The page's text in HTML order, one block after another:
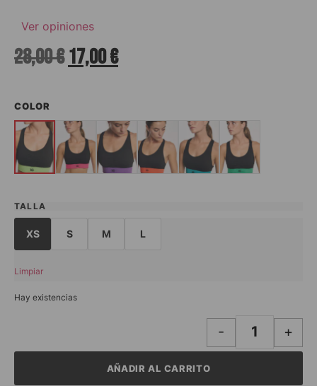
Ver opiniones
28,00€17,00€
COLOR
TALLA
XS S M L
Limpiar
Hay existencias
- +
AÑADIR AL CARRITO